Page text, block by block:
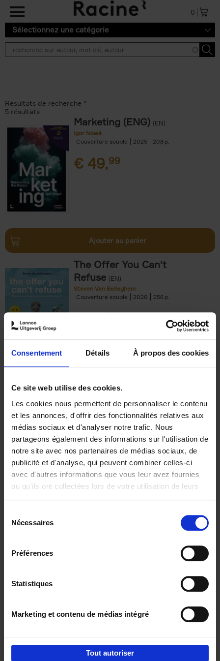
Consentement Détails À propos des cookies
Ce site web utilise des cookies.
Les cookies nous permettent de personnaliser le contenu
et les annonces, d'offrir des fonctionnalités relatives aux
médias sociaux et d'analyser notre trafic. Nous
partageons également des informations sur l'utilisation de
notre site avec nos partenaires de médias sociaux, de
publicité et d'analyse, qui peuvent combiner celles-ci
avec d'autres informations que vous leur avez fournies
ou qu'ils ont collectées lors de votre utilisation de leurs
Nécessaires
Préférences
Statistiques
Marketing et contenu de médias intégré
Tout autoriser
Aller au contenu principal
0
Sélectionnez une catégorie
Résultats de recherche ''
5 résultats
Marketing (ENG) (EN)
Igor Nowé
Couverture souple
2025 208
€ 49,99
Ajouter au panier
The Offer You Can't
Refuse (EN)
Steven Van Belleghem
Couverture souple
2020 256
€37,50
Building Bonds = Building
Business
Jochen Roef Jozefien De Feyter
Carolien Boom
Couverture souple
2025 200
€29,99
Digital marketing like a PRO -
completely revised edition (EN)